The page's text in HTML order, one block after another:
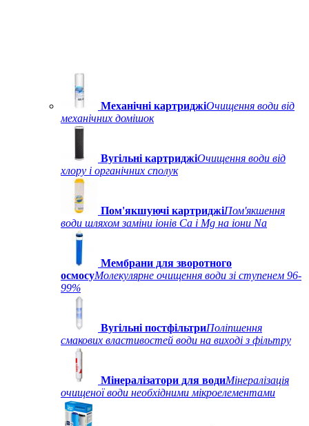
Механічні картриджіОчищення води від
механічних домішок
Вугільні картриджіОчищення води від
хлору і органічних сполук
Пом'якшуючі картриджіПом'якшення
води шляхом заміни іонів Ca і Mg на іони Na
Мембрани для зворотного
осмосуМолекулярне очищення води зі ступенем 96-
99%
Вугільні постфільтриПоліпшення
смакових властивостей води на виході з фільтру
Мінералізатори для водиМінералізація
очищеної води необхідними мікроелементами